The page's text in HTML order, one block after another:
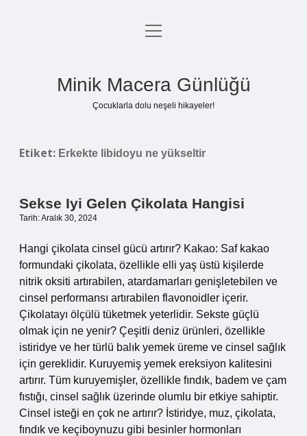
Anasayfa
menüyü
Minik Macera Günlüğü
Çocuklarla dolu neşeli hikayeler!
Etiket: Erkekte libidoyu ne yükseltir
Sekse Iyi Gelen Çikolata Hangisi
Tarih: Aralık 30, 2024
Hangi çikolata cinsel gücü artırır? Kakao: Saf kakao
formundaki çikolata, özellikle elli yaş üstü kişilerde
nitrik oksiti artırabilen, atardamarları genişletebilen ve
cinsel performansı artırabilen flavonoidler içerir.
Çikolatayı ölçülü tüketmek yeterlidir. Sekste güçlü
olmak için ne yenir? Çeşitli deniz ürünleri, özellikle
istiridye ve her türlü balık yemek üreme ve cinsel sağlık
için gereklidir. Kuruyemiş yemek ereksiyon kalitesini
artırır. Tüm kuruyemişler, özellikle fındık, badem ve çam
fıstığı, cinsel sağlık üzerinde olumlu bir etkiye sahiptir.
Cinsel isteği en çok ne artırır? İstiridye, muz, çikolata,
fındık ve keçiboynuzu gibi besinler hormonları